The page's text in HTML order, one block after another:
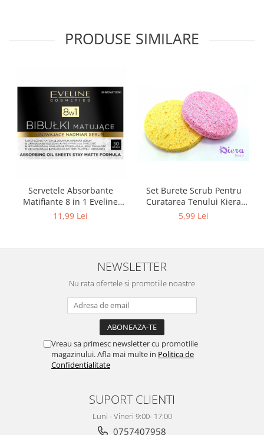
PRODUSE SIMILARE
Servetele Absorbante
Matifiante 8 in 1 Eveline
Cosmetics
11,99 Lei
Set Burete Scrub Pentru
Curatarea Tenului Kiera
Beauty
5,99 Lei
NEWSLETTER
Nu rata ofertele si promotiile noastre
Vreau sa primesc newsletter cu promotiile
magazinului. Afla mai multe in Politica de
Confidentialitate
SUPORT CLIENTI
Luni - Vineri 9:00- 17:00
0757407958